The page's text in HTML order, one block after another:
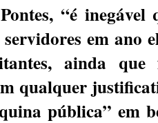
“é
em ano
ainda
qualquer
pública” em